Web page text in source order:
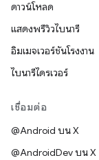
ดาวน์โหลด
แสดงพรีวิวไบนารี
อิมเมจเวอร์ชันโรงงาน
ไบนารีไดรเวอร์
เชื่อมต่อ
@Android บน X
@AndroidDev บน X